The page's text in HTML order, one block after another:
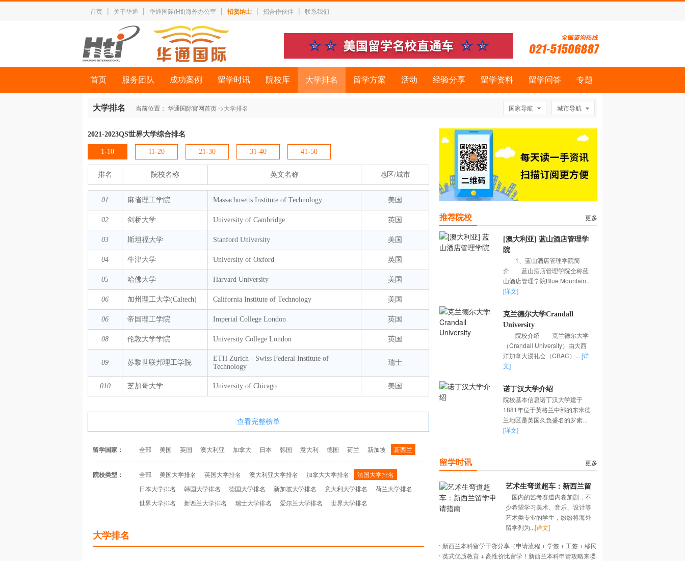
首页 | 关于华通 | 华通国际(Hti)海外办公室 | 招贤纳士 | 招合作伙伴 | 联系我们
首页 服务团队 成功案例 留学时讯 院校库 大学排名 留学方案 活动 经验分享 留学资料 留学问答 专题
大学排名 国家导航 城市导航
当前位置： 华通国际官网首页->大学排名
2021-2023QS世界大学综合排名
1-10 11-20 21-30 31-40 41-50
排名 院校名称 英文名称 地区/城市
01 麻省理工学院 Massachusetts Institute of Technology 美国
02 剑桥大学 University of Cambridge 英国
03 斯坦福大学 Stanford University 美国
04 牛津大学 University of Oxford 英国
05 哈佛大学 Harvard University 美国
06 加州理工大学(Caltech) California Institute of Technology 美国
06 帝国理工学院 Imperial College London 英国
08 伦敦大学学院 University College London 英国
09 苏黎世联邦理工学院
ETH Zurich - Swiss Federal Institute of
Technology
瑞士
010 芝加哥大学 University of Chicago 美国
查看完整榜单
留学国家： 全部 美国 英国 澳大利亚 加拿大 日本 韩国 意大利 德国 荷兰 新加坡 新西兰
院校类型： 全部 美国大学排名 英国大学排名 澳大利亚大学排名 加拿大大学排名
法国大学排名
日本大学排名
韩国大学排名 德国大学排名 新加坡大学排名 意大利大学排名
荷兰大学排名
世界大学排名
新西兰大学排名 瑞士大学排名 爱尔兰大学排名 世界大学排名
大学排名
推荐院校 更多
[澳大利亚] 蓝山酒店管理学
院
1、蓝山酒店管理学院简
介 蓝山酒店管理学院全称蓝
山酒店管理学院Blue Mountain...
[详文]
克兰德尔大学Crandall
University
院校介绍 克兰德尔大学
（Crandall University）由大西
洋加拿大浸礼会（CBAC）... [详
文]
诺丁汉大学介绍
院校基本信息诺丁汉大学建于
1881年位于英格兰中部的东米德
兰地区是英国久负盛名的罗素...
[详文]
留学时讯 更多
艺术生弯道超车：新西兰留
学申请指南
国内的艺考赛道内卷加剧，不
少希望学习美术、音乐、设计等
艺术类专业的学生，纷纷将海外
留学列为...[详文]
新西兰本科留学干货分享（申请流程 + 学签 + 工签 + 移民
政策）
英式优质教育 + 高性价比留学！新西兰本科申请攻略来喽